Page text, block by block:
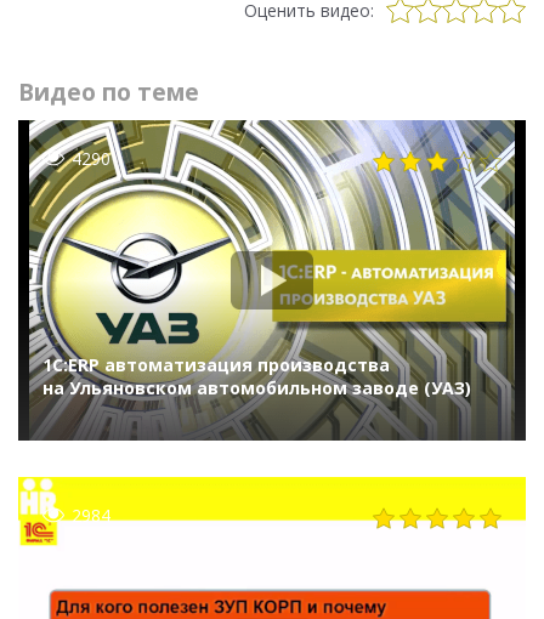
Оценить видео:
Видео по теме
4290
1С:ERP автоматизация производства
на Ульяновском автомобильном заводе (УАЗ)
2984